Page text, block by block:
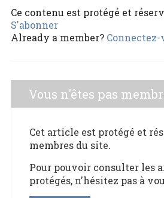
Ce contenu est protégé et
S'abonner
Already a member?
Vous n'êtes pas
Cet article est protégé et
membres du site.
Pour pouvoir consulter les
protégés, n'hésitez pas à